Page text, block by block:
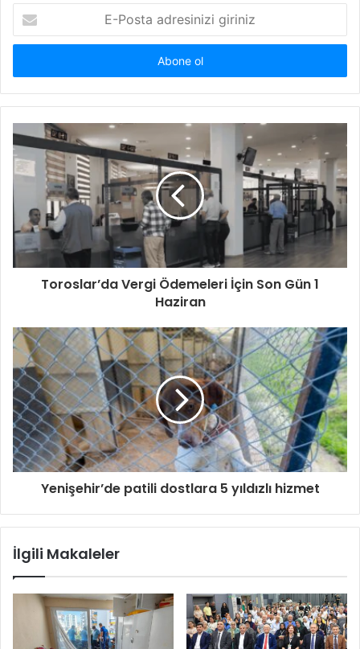
Posta
adresinizi
Toroslar’da Vergi Ödemeleri İçin Son Gün 1
Haziran
Yenişehir’de patili dostlara 5 yıldızlı hizmet
İlgili Makaleler